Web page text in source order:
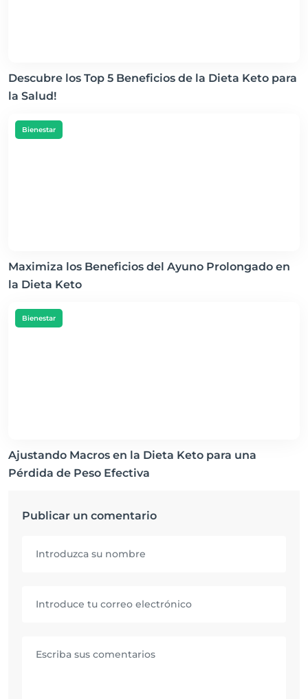
Descubre los Top 5 Beneficios de la Dieta Keto para
la Salud!
Bienestar
Maximiza los Beneficios del Ayuno Prolongado en
la Dieta Keto
Bienestar
Ajustando Macros en la Dieta Keto para una
Pérdida de Peso Efectiva
Publicar un comentario